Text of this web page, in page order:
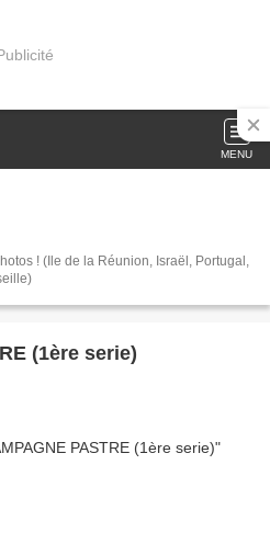
MENU
! (Ile de la Réunion, Israël, Portugal,
(1ère serie)